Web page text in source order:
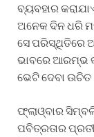
ବ୍ୟବହାର
ଅନେକ ଦିନ ଧରି
ସେ ପରିସ୍ଥିତିରେ
ଭାବରେ ଆରମ୍ଭ
ଭେଟି ଦେବା
ଫ୍ଲାଓ୍ବାର
ପବିତ୍ରତାର